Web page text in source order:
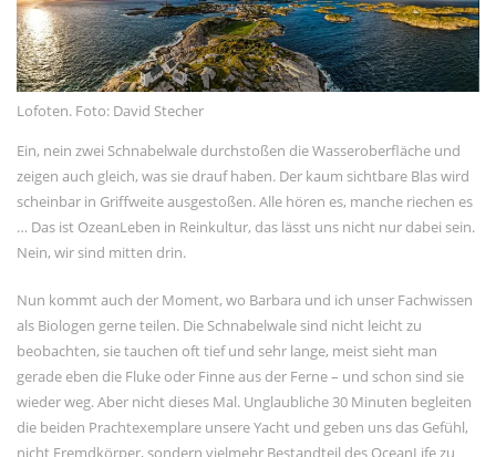
Lofoten. Foto: David Stecher
Ein, nein zwei Schnabelwale durchstoßen die Wasseroberfläche und
zeigen auch gleich, was sie drauf haben. Der kaum sichtbare Blas wird
scheinbar in Griffweite ausgestoßen. Alle hören es, manche riechen es
… Das ist OzeanLeben in Reinkultur, das lässt uns nicht nur dabei sein.
Nein, wir sind mitten drin.
Nun kommt auch der Moment, wo Barbara und ich unser Fachwissen
als Biologen gerne teilen. Die Schnabelwale sind nicht leicht zu
beobachten, sie tauchen oft tief und sehr lange, meist sieht man
gerade eben die Fluke oder Finne aus der Ferne – und schon sind sie
wieder weg. Aber nicht dieses Mal. Unglaubliche 30 Minuten begleiten
die beiden Prachtexemplare unsere Yacht und geben uns das Gefühl,
nicht Fremdkörper, sondern vielmehr Bestandteil des OceanLife zu